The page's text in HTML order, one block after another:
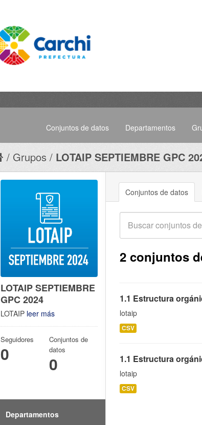
Conjuntos de datos Departamentos
Grupos LOTAIP SEPTIEMBRE GPC
Conjuntos de datos
2 conjuntos
1.1 Estructura
lotaip
CSV
1.1 Estructura
lotaip
CSV
LOTAIP SEPTIEMBRE
GPC 2024
LOTAIP leer más
Seguidores
0
Conjuntos de
datos
0
Departamentos